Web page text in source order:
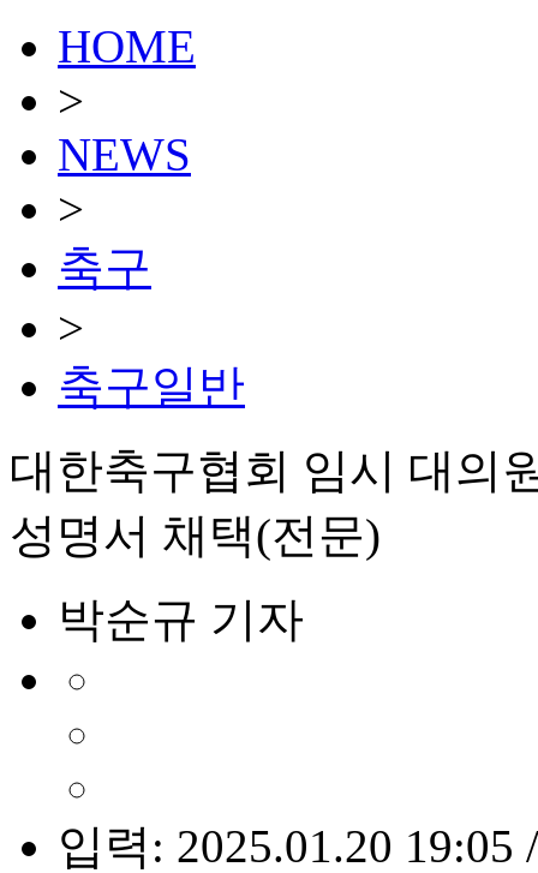
HOME
>
NEWS
>
축구
>
축구일반
대한축구협회 임시 대의
성명서 채택(전문)
박순규 기자
입력: 2025.01.20 19:05